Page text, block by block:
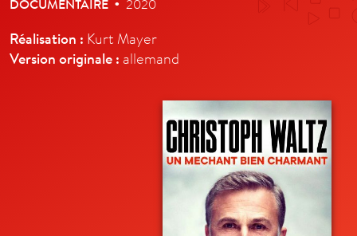
DOCUMENTAIRE • 2020
Réalisation : Kurt Mayer
Version originale : allemand